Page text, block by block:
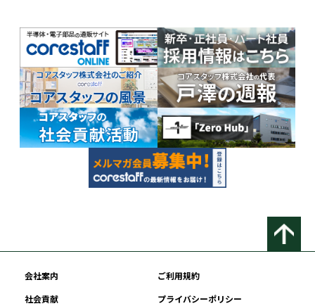
会社案内
ご利用規約
社会貢献
プライバシーポリシー